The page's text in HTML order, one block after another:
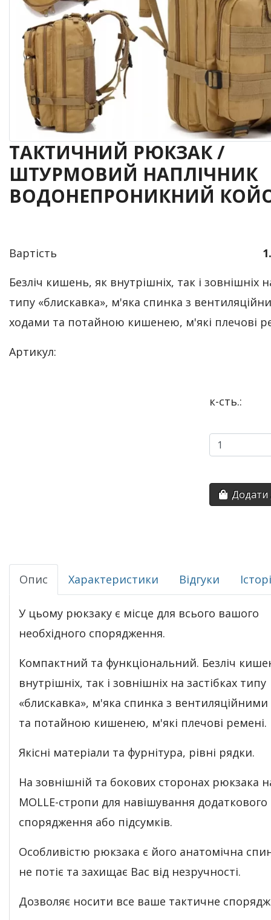
ТАКТИЧНИЙ РЮКЗАК /
ШТУРМОВИЙ НАПЛІЧНИК
ВОДОНЕПРОНИКНИЙ
Вартість
Безліч кишень, як внутрішніх, так і зовнішніх
типу «блискавка», м'яка спинка з
ходами та потайною кишенею, м'які плечові
Артикул:
к-сть.:
Додати
Опис Характеристики Відгуки
У цьому рюкзаку є місце для всього вашого
необхідного спорядження.
Компактний та функціональний. Безліч
внутрішніх, так і зовнішніх на застібках типу
«блискавка», м'яка спинка з
та потайною кишенею, м'які плечові ремені.
Якісні матеріали та фурнітура, рівні рядки.
На зовнішній та бокових сторонах рюкзака
MOLLE-стропи для навішування додаткового
спорядження або підсумків.
Особливістю рюкзака є його анатомічна
не потіє та захищає Вас від незручності.
Дозволяє носити все ваше тактичне